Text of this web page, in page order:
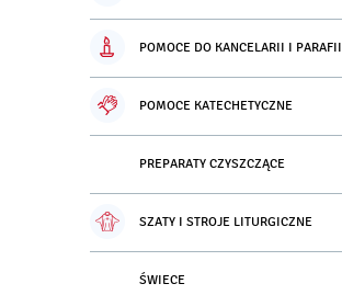
POMOCE DO KANCELARII I PARAFII
POMOCE KATECHETYCZNE
PREPARATY CZYSZCZĄCE
SZATY I STROJE LITURGICZNE
ŚWIECE